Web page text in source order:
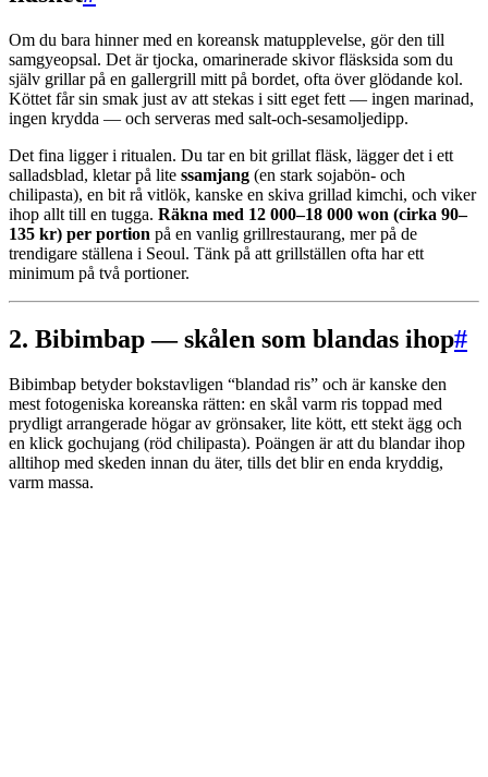
Om du bara hinner med en koreansk matupplevelse, gör den till
samgyeopsal. Det är tjocka, omarinerade skivor fläsksida som du
själv grillar på en gallergrill mitt på bordet, ofta över glödande kol.
Köttet får sin smak just av att stekas i sitt eget fett — ingen marinad,
ingen krydda — och serveras med salt-och-sesamoljedipp.
Det fina ligger i ritualen. Du tar en bit grillat fläsk, lägger det i ett
salladsblad, kletar på lite ssamjang (en stark sojabön- och
chilipasta), en bit rå vitlök, kanske en skiva grillad kimchi, och viker
ihop allt till en tugga. Räkna med 12 000–18 000 won (cirka 90–
135 kr) per portion på en vanlig grillrestaurang, mer på de
trendigare ställena i Seoul. Tänk på att grillställen ofta har ett
minimum på två portioner.
2. Bibimbap — skålen som blandas ihop#
Bibimbap betyder bokstavligen “blandad ris” och är kanske den
mest fotogeniska koreanska rätten: en skål varm ris toppad med
prydligt arrangerade högar av grönsaker, lite kött, ett stekt ägg och
en klick gochujang (röd chilipasta). Poängen är att du blandar ihop
alltihop med skeden innan du äter, tills det blir en enda kryddig,
varm massa.